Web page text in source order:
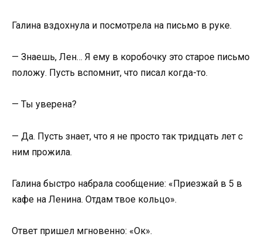
Галина вздохнула и посмотрела на письмо в руке.
— Знаешь, Лен… Я ему в коробочку это старое письмо
положу. Пусть вспомнит, что писал когда-то.
— Ты уверена?
— Да. Пусть знает, что я не просто так тридцать лет с
ним прожила.
Галина быстро набрала сообщение: «Приезжай в 5 в
кафе на Ленина. Отдам твое кольцо».
Ответ пришел мгновенно: «Ок».